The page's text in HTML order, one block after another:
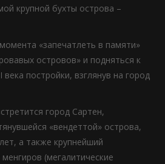
крупной бухты острова –
«запечатлеть в памяти»
островов» и подняться к
века постройки, взглянув на город
город Сартен,
«вендеттой» острова,
а также крупнейший
(мегалитические